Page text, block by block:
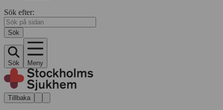
Sök efter:
Sök
Sök Meny
Tillbaka